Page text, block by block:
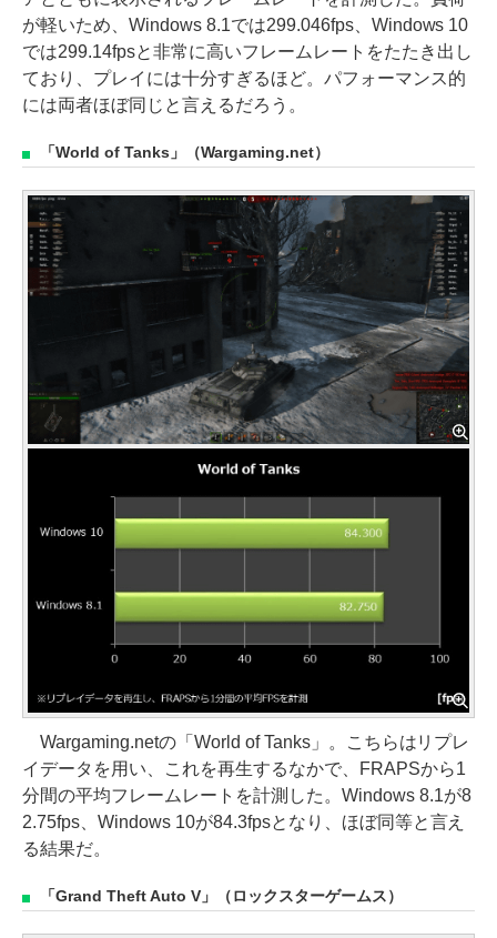
が軽いため、Windows 8.1では299.046fps、Windows 10
では299.14fpsと非常に高いフレームレートをたたき出し
ており、プレイには十分すぎるほど。パフォーマンス的
には両者ほぼ同じと言えるだろう。
「World of Tanks」（Wargaming.net）
Wargaming.netの「World of Tanks」。こちらはリプレ
イデータを用い、これを再生するなかで、FRAPSから1
分間の平均フレームレートを計測した。Windows 8.1が8
2.75fps、Windows 10が84.3fpsとなり、ほぼ同等と言え
る結果だ。
「Grand Theft Auto V」（ロックスターゲームス）